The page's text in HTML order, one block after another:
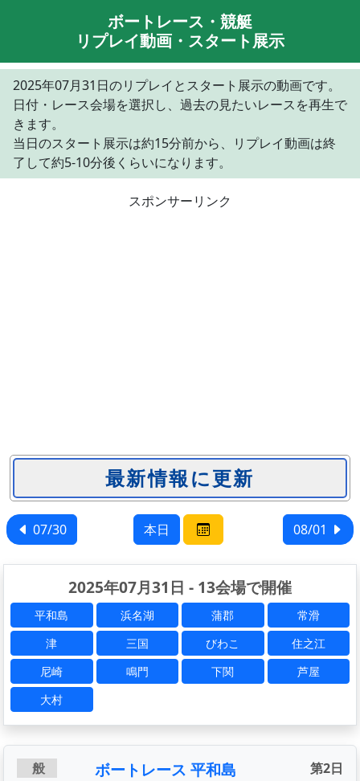
ボートレース・競艇
リプレイ動画・スタート展示
2025年07月31日のリプレイとスタート展示の動画です。
日付・レース会場を選択し、過去の見たいレースを再生で
きます。
当日のスタート展示は約15分前から、リプレイ動画は終
了して約5-10分後くらいになります。
スポンサーリンク
07/30 本日 08/01
2025年07月31日 - 13会場で開催
平和島 浜名湖 蒲郡
常滑
津
三国 びわこ
住之江
尼崎
鳴門 下関
芦屋
大村
般 ボートレース 平和島
第2日